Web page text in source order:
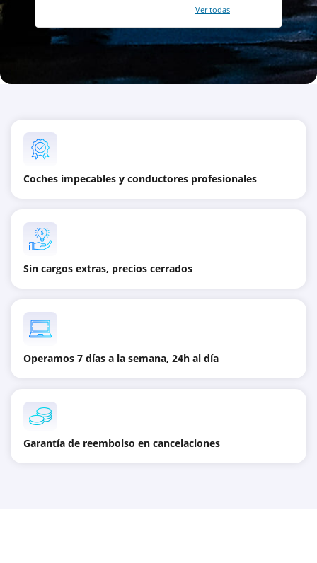
Ver todas
Coches impecables y conductores profesionales
Sin cargos extras, precios cerrados
Operamos 7 días a la semana, 24h al día
Garantía de reembolso en cancelaciones